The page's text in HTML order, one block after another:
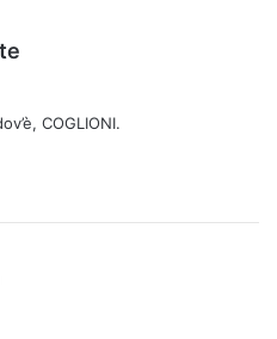
e
COGLIONI.